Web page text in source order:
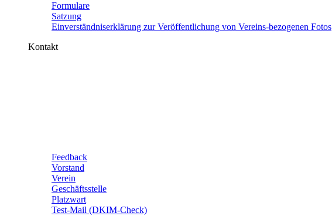
Formulare
Satzung
Einverständniserklärung zur Veröffentlichung von Vereins-bezogenen Fotos
Kontakt
Feedback
Vorstand
Verein
Geschäftsstelle
Platzwart
Test-Mail (DKIM-Check)